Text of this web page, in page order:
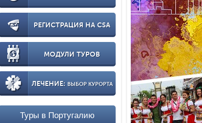
РЕГИСТРАЦИЯ НА CSA
МОДУЛИ ТУРОВ
ЛЕЧЕНИЕ: ВЫБОР КУРОРТА
Туры в Португалию